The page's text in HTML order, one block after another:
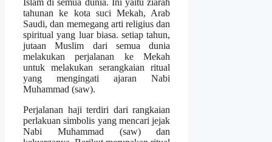
Islam di semua dunia. Ini yaitu ziarah
tahunan ke kota suci Mekah, Arab
Saudi, dan memegang arti religius dan
spiritual yang luar biasa. setiap tahun,
jutaan Muslim dari semua dunia
melakukan perjalanan ke Mekah
untuk melakukan serangkaian ritual
yang mengingati ajaran Nabi
Muhammad (saw).
Perjalanan haji terdiri dari rangkaian
perlakuan simbolis yang mencari jejak
Nabi Muhammad (saw) dan